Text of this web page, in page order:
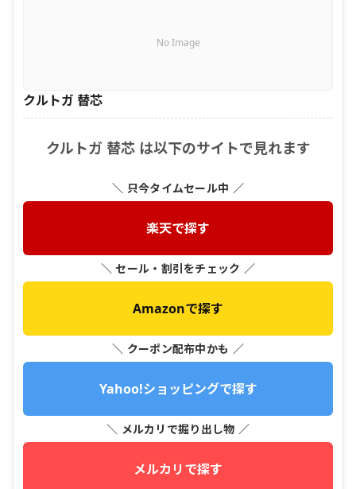
No Image
クルトガ 替芯
クルトガ 替芯 は以下のサイトで見れます
＼ 只今タイムセール中 ／
楽天で探す
＼ セール・割引をチェック ／
Amazonで探す
＼ クーポン配布中かも ／
Yahoo!ショッピングで探す
＼ メルカリで掘り出し物 ／
メルカリで探す